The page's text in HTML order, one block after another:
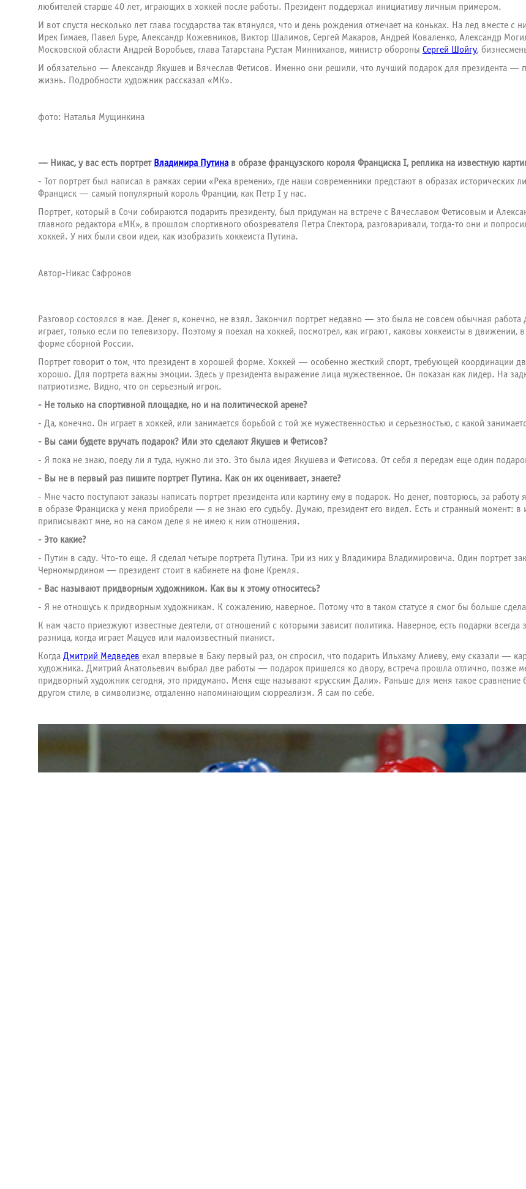
любителей старше 40 лет, играющих в хоккей после работы. Президент поддержал инициативу личным примером.
И вот спустя несколько лет глава государства так втянулся, что и день рождения отмечает на коньках. На лед
Ирек Гимаев, Павел Буре, Александр Кожевников, Виктор Шалимов, Сергей Макаров, Андрей Коваленко, Александр
Московской области Андрей Воробьев, глава Татарстана Рустам Минниханов, министр обороны Сергей Шойгу,
И обязательно — Александр Якушев и Вячеслав Фетисов. Именно они решили, что лучший подарок для президента —
жизнь. Подробности художник рассказал «МК».
фото: Наталья Мущинкина
— Никас, у вас есть портрет Владимира Путина в образе французского короля Франциска I, реплика на известную
- Тот портрет был написал в рамках серии «Река времени», где наши современники предстают в образах исторических
Франциск — самый популярный король Франции, как Петр I у нас.
Портрет, который в Сочи собираются подарить президенту, был придуман на встрече с Вячеславом Фетисовым и
главного редактора «МК», в прошлом спортивного обозревателя Петра Спектора, разговаривали, тогда-то они и
хоккей. У них были свои идеи, как изобразить хоккеиста Путина.
Автор-Никас Сафронов
Разговор состоялся в мае. Денег я, конечно, не взял. Закончил портрет недавно — это была не совсем обычная
играет, только если по телевизору. Поэтому я поехал на хоккей, посмотрел, как играют, каковы хоккеисты в движении,
форме сборной России.
Портрет говорит о том, что президент в хорошей форме. Хоккей — особенно жесткий спорт, требующей координации
хорошо. Для портрета важны эмоции. Здесь у президента выражение лица мужественное. Он показан как лидер. На
патриотизме. Видно, что он серьезный игрок.
- Не только на спортивной площадке, но и на политической арене?
- Да, конечно. Он играет в хоккей, или занимается борьбой с той же мужественностью и серьезностью, с какой
- Вы сами будете вручать подарок? Или это сделают Якушев и Фетисов?
- Я пока не знаю, поеду ли я туда, нужно ли это. Это была идея Якушева и Фетисова. От себя я передам еще один
- Вы не в первый раз пишите портрет Путина. Как он их оценивает, знаете?
- Мне часто поступают заказы написать портрет президента или картину ему в подарок. Но денег, повторюсь, за
в образе Франциска у меня приобрели — я не знаю его судьбу. Думаю, президент его видел. Есть и странный момент: в
приписывают мне, но на самом деле я не имею к ним отношения.
- Это какие?
- Путин в саду. Что-то еще. Я сделал четыре портрета Путина. Три из них у Владимира Владимировича. Один портрет
Черномырдином — президент стоит в кабинете на фоне Кремля.
- Вас называют придворным художником. Как вы к этому относитесь?
- Я не отношусь к придворным художникам. К сожалению, наверное. Потому что в таком статусе я смог бы больше
К нам часто приезжуют известные деятели, от отношений с которыми зависит политика. Наверное, есть подарки
разница, когда играет Мацуев или малоизвестный пианист.
Когда Дмитрий Медведев ехал впервые в Баку первый раз, он спросил, что подарить Ильхаму Алиеву, ему сказали —
художника. Дмитрий Анатольевич выбрал две работы — подарок пришелся ко двору, встреча прошла отлично, позже
придворный художник сегодня, это придумано. Меня еще называют «русским Дали». Раньше для меня такое
другом стиле, в символизме, отдаленно напоминающим сюрреализм. Я сам по себе.